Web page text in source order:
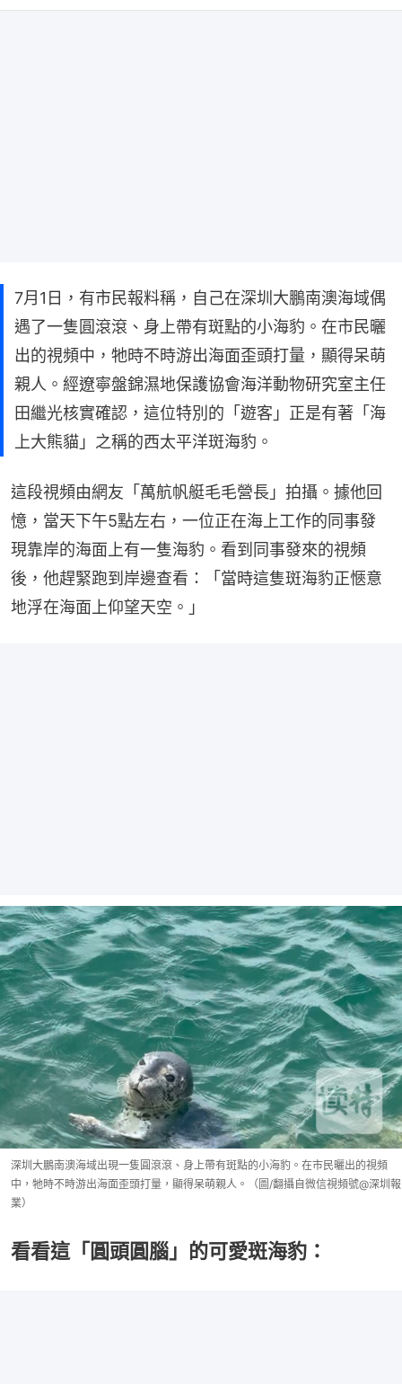
7月1日，有市民報料稱，自己在深圳大鵬南澳海域偶
遇了一隻圓滾滾、身上帶有斑點的小海豹。在市民曬
出的視頻中，牠時不時游出海面歪頭打量，顯得呆萌
親人。經遼寧盤錦濕地保護協會海洋動物研究室主任
田繼光核實確認，這位特別的「遊客」正是有著「海
上大熊貓」之稱的西太平洋斑海豹。
這段視頻由網友「萬航帆艇毛毛營長」拍攝。據他回
憶，當天下午5點左右，一位正在海上工作的同事發
現靠岸的海面上有一隻海豹。看到同事發來的視頻
後，他趕緊跑到岸邊查看：「當時這隻斑海豹正愜意
地浮在海面上仰望天空。」
深圳大鵬南澳海域出現一隻圓滾滾、身上帶有斑點的小海豹。在市民曬出的視頻
中，牠時不時游出海面歪頭打量，顯得呆萌親人。（圖/翻攝自微信視頻號@深圳報
業）
看看這「圓頭圓腦」的可愛斑海豹：